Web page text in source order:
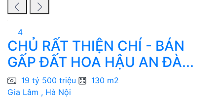
4
CHỦ RẤT THIỆN CHÍ - BÁN
GẤP ĐẤT HOA HẬU AN ĐÀ...
19 tỷ 500 triệu
130 m2
Gia Lâm , Hà Nội